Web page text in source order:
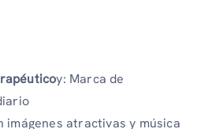
y: Marca de
imágenes atractivas y música